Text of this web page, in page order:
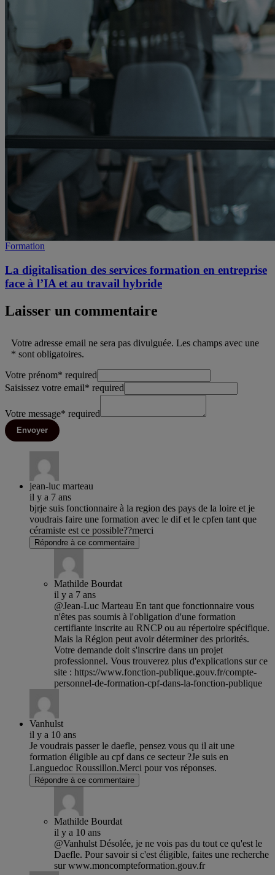
Formation
La digitalisation des services formation en entreprise
face à l’IA et au travail hybride
Laisser un commentaire
Votre adresse email ne sera pas divulguée. Les champs avec une
* sont obligatoires.
Votre prénom* required
Saisissez votre email* required
Votre message* required
Envoyer
jean-luc marteau
il y a 7 ans
bjrje suis fonctionnaire à la region des pays de la loire et je
voudrais faire une formation avec le dif et le cpfen tant que
céramiste est ce possible??merci
Répondre à ce commentaire
Mathilde Bourdat
il y a 7 ans
@Jean-Luc Marteau En tant que fonctionnaire vous
n'êtes pas soumis à l'obligation d'une formation
certifiante inscrite au RNCP ou au répertoire spécifique.
Mais la Région peut avoir déterminer des priorités.
Votre demande doit s'inscrire dans un projet
professionnel. Vous trouverez plus d'explications sur ce
site : https://www.fonction-publique.gouv.fr/compte-
personnel-de-formation-cpf-dans-la-fonction-publique
Vanhulst
il y a 10 ans
Je voudrais passer le daefle, pensez vous qu il ait une
formation éligible au cpf dans ce secteur ?Je suis en
Languedoc Roussillon.Merci pour vos réponses.
Répondre à ce commentaire
Mathilde Bourdat
il y a 10 ans
@Vanhulst Désolée, je ne vois pas du tout ce qu'est le
Daefle. Pour savoir si c'est éligible, faites une recherche
sur www.moncompteformation.gouv.fr